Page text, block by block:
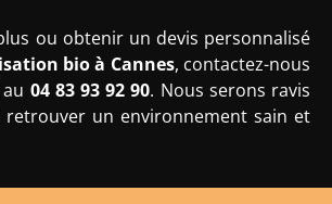
ou obtenir un devis personnalisé
bio à Cannes, contactez-nous
04 83 93 92 90. Nous serons ravis
retrouver un environnement sain et